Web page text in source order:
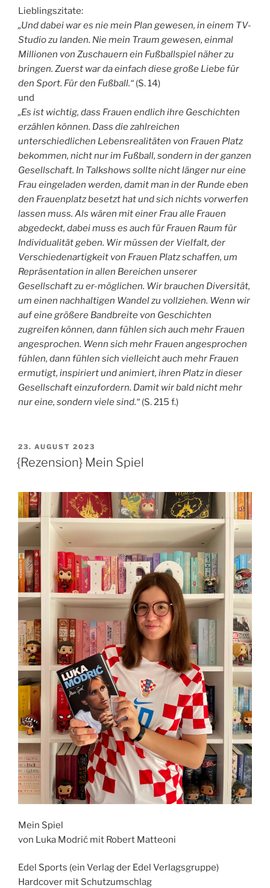
Lieblingszitate:
„Und dabei war es nie mein Plan gewesen, in einem TV-
Studio zu landen. Nie mein Traum gewesen, einmal
Millionen von Zuschauern ein Fußballspiel näher zu
bringen. Zuerst war da einfach diese große Liebe für
den Sport. Für den Fußball.“ (S. 14)
und
„Es ist wichtig, dass Frauen endlich ihre Geschichten
erzählen können. Dass die zahlreichen
unterschiedlichen Lebensrealitäten von Frauen Platz
bekommen, nicht nur im Fußball, sondern in der ganzen
Gesellschaft. In Talkshows sollte nicht länger nur eine
Frau eingeladen werden, damit man in der Runde eben
den Frauenplatz besetzt hat und sich nichts vorwerfen
lassen muss. Als wären mit einer Frau alle Frauen
abgedeckt, dabei muss es auch für Frauen Raum für
Individualität geben. Wir müssen der Vielfalt, der
Verschiedenartigkeit von Frauen Platz schaffen, um
Repräsentation in allen Bereichen unserer
Gesellschaft zu er-möglichen. Wir brauchen Diversität,
um einen nachhaltigen Wandel zu vollziehen. Wenn wir
auf eine größere Bandbreite von Geschichten
zugreifen können, dann fühlen sich auch mehr Frauen
angesprochen. Wenn sich mehr Frauen angesprochen
fühlen, dann fühlen sich vielleicht auch mehr Frauen
ermutigt, inspiriert und animiert, ihren Platz in dieser
Gesellschaft einzufordern. Damit wir bald nicht mehr
nur eine, sondern viele sind.“ (S. 215 f.)
VERÖFFENTLICHT
AM
23. AUGUST 2023
{Rezension} Mein Spiel
Mein Spiel
von Luka Modrić mit Robert Matteoni
Edel Sports (ein Verlag der Edel Verlagsgruppe)
Hardcover mit Schutzumschlag